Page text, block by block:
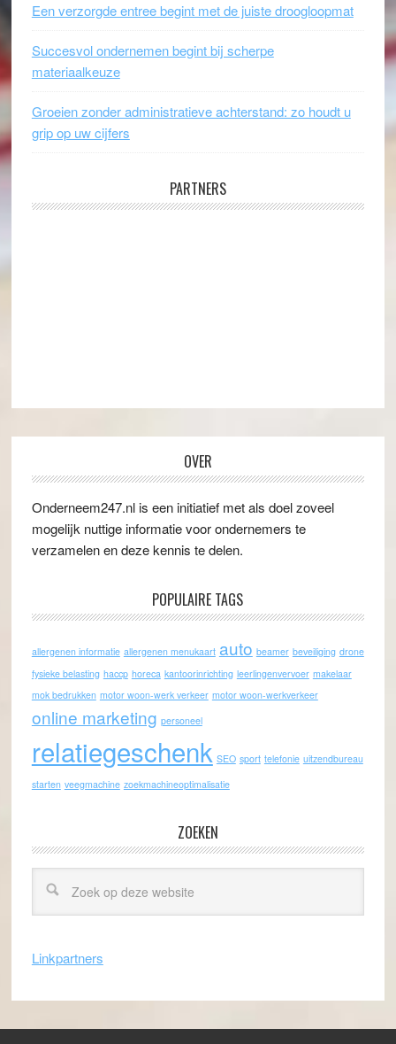
Een verzorgde entree begint met de juiste droogloopmat
Succesvol ondernemen begint bij scherpe
materiaalkeuze
Groeien zonder administratieve achterstand: zo houdt u
grip op uw cijfers
PARTNERS
OVER
Onderneem247.nl is een initiatief met als doel zoveel
mogelijk nuttige informatie voor ondernemers te
verzamelen en deze kennis te delen.
POPULAIRE TAGS
allergenen informatie allergenen menukaart auto beamer beveiliging drone
fysieke belasting haccp horeca kantoorinrichting leerlingenvervoer makelaar
mok bedrukken motor woon-werk verkeer motor woon-werkverkeer
online marketing personeel
relatiegeschenk SEO sport telefonie uitzendbureau
starten veegmachine zoekmachineoptimalisatie
ZOEKEN
Linkpartners